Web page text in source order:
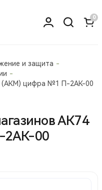
0
и защита
(АКМ) цифра №1 П-2АК-00
АК74
00